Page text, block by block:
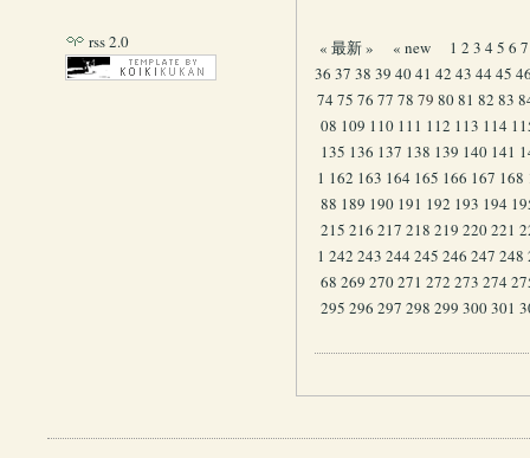
« 最新 » « new 1 2 3 4 5 6 7
36 37 38 39 4041 42 43 44 45
74 75 76 77 78 79 8081 82 83
08 109 110 111 112 113 114
135 136 137 138 139 140 141
1 162 163 164 165 166 167 168
88 189 190 191 192 193 194
215 216 217 218 219 220221
1 242 243 244 245 246 247 248
68 269 270271 272 273 274
295 296 297 298 299 300301
rss 2.0